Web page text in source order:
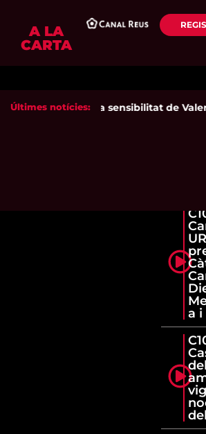
A LA
CARTA
Últimes notícies:La sensibilitat de
a i